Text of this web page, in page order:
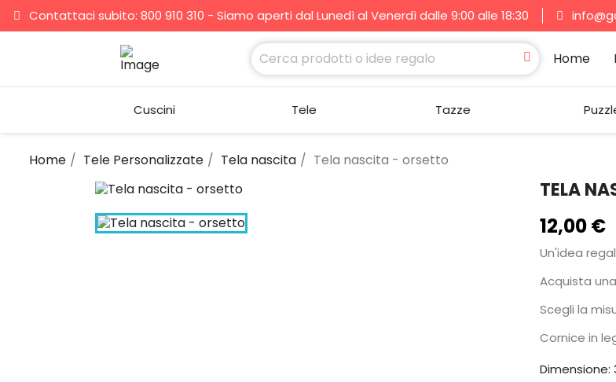
Contattaci subito: 800 910 310 - Siamo aperti dal Lunedì al Venerdì dalle 9:00 alle 18:30
Home
Cuscini Tele Tazze
Home Tele Personalizzate Tela nascita Tela nascita - orsetto
TELA
12,00 €
Un'idea
Acquista
Scegli la
Cornice in
Dimensione: